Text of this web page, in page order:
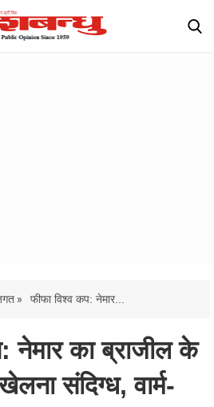
» फीफा विश्व कप: नेमार...
नेमार का ब्राजील के
संदिग्ध, वार्म-